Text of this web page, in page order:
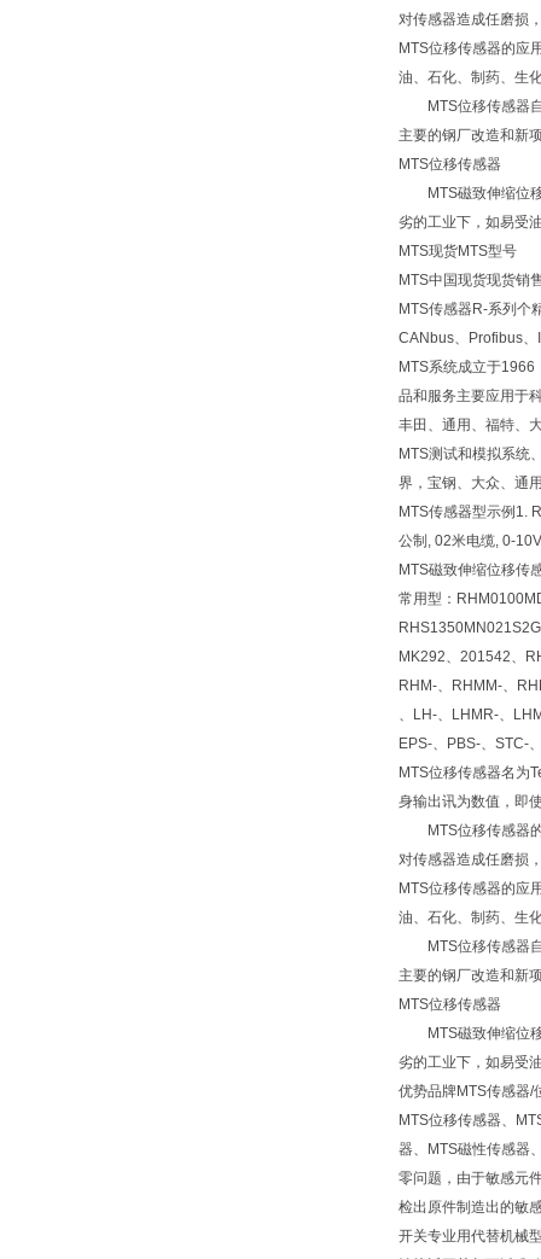
对传感器造成任磨损
MTS位移传感器的应
油、石化、制药、生
MTS位移传感器自
主要的钢厂改造和新
MTS位移传感器
MTS磁致伸缩位移
劣的工业下，如易受
MTS现货MTS型号
MTS中国现货现货销
MTS传感器R-系列个
CANbus、Profibus、
MTS系统成立于
品和服务主要应用于
丰田、通用、福特、
MTS测试和模拟系统
界，宝钢、大众、通
MTS传感器型示例1.
公制, 02米电缆, 0-
MTS磁致伸缩位移传
常用型：
MK292、201542、
RHM-、RHMM-、
、LH-、LHMR-、
EPS-、PBS-、STC-
MTS位移传感器名为
身输出讯为数值，即
MTS位移传感器的
对传感器造成任磨损
MTS位移传感器的应
油、石化、制药、生
MTS位移传感器自
主要的钢厂改造和新
MTS位移传感器
MTS磁致伸缩位移
劣的工业下，如易受
优势品牌MTS传感器/
MTS位移传感器、
器、MTS磁性传感器
零问题，由于敏感元
检出原件制造出的敏
开关专业用代替机械